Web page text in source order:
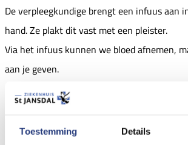
Toestemming Details
De verpleegkundige brengt een infuus aan
hand. Ze plakt dit vast met een pleister.
Via het infuus kunnen we bloed afnemen,
aan je geven.
Hoe wordt de CT-scan